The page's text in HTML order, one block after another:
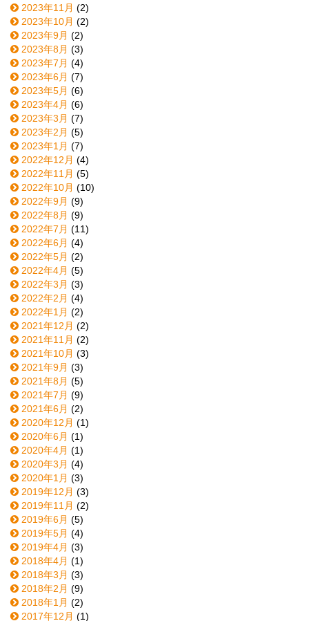
2023年11月 (2)
2023年10月 (2)
2023年9月 (2)
2023年8月 (3)
2023年7月 (4)
2023年6月 (7)
2023年5月 (6)
2023年4月 (6)
2023年3月 (7)
2023年2月 (5)
2023年1月 (7)
2022年12月 (4)
2022年11月 (5)
2022年10月 (10)
2022年9月 (9)
2022年8月 (9)
2022年7月 (11)
2022年6月 (4)
2022年5月 (2)
2022年4月 (5)
2022年3月 (3)
2022年2月 (4)
2022年1月 (2)
2021年12月 (2)
2021年11月 (2)
2021年10月 (3)
2021年9月 (3)
2021年8月 (5)
2021年7月 (9)
2021年6月 (2)
2020年12月 (1)
2020年6月 (1)
2020年4月 (1)
2020年3月 (4)
2020年1月 (3)
2019年12月 (3)
2019年11月 (2)
2019年6月 (5)
2019年5月 (4)
2019年4月 (3)
2018年4月 (1)
2018年3月 (3)
2018年2月 (9)
2018年1月 (2)
2017年12月 (1)